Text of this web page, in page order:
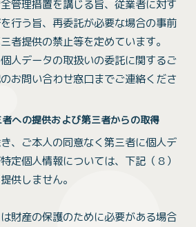
管理措置を講じる旨、従業者に対す
行う旨、再委託が必要な場合の事前
者提供の禁止等を定めています。
人データの取扱いの委託に関するご
お問い合わせ窓口までご連絡くださ
者への提供および第三者からの取得
、ご本人の同意なく第三者に個人デ
定個人情報については、下記（８）
供しません。
財産の保護のために必要がある場合